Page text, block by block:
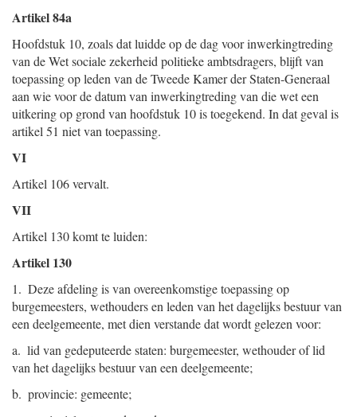
Artikel 84a
Hoofdstuk 10, zoals dat luidde op de dag voor inwerkingtreding
van de Wet sociale zekerheid politieke ambtsdragers, blijft van
toepassing op leden van de Tweede Kamer der Staten-Generaal
aan wie voor de datum van inwerkingtreding van die wet een
uitkering op grond van hoofdstuk 10 is toegekend. In dat geval is
artikel 51 niet van toepassing.
VI
Artikel 106 vervalt.
VII
Artikel 130 komt te luiden:
Artikel 130
1. Deze afdeling is van overeenkomstige toepassing op
burgemeesters, wethouders en leden van het dagelijks bestuur van
een deelgemeente, met dien verstande dat wordt gelezen voor:
a. lid van gedeputeerde staten: burgemeester, wethouder of lid
van het dagelijks bestuur van een deelgemeente;
b. provincie: gemeente;